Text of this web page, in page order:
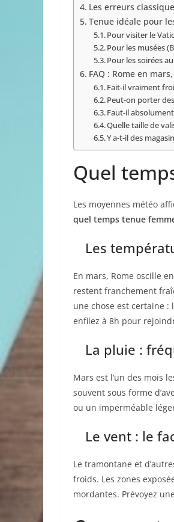
Les erreurs
Tenue idéale pour
Pour visiter le
Pour les musées
Pour les soirées
FAQ : Rome en
Fait-il vraiment
Peut-on porter
Faut-il
Quelle taille de
Y a-t-il des
Quel
Les moyennes météo
quel temps tenue
Les
En mars, Rome oscille
restent franchement
une chose est certaine :
enfilez à 8h pour
La pluie :
Mars est l’un des mois
souvent sous forme
ou un imperméable
Le vent : le
Le tramontane et
froids. Les zones
mordantes. Prévoyez